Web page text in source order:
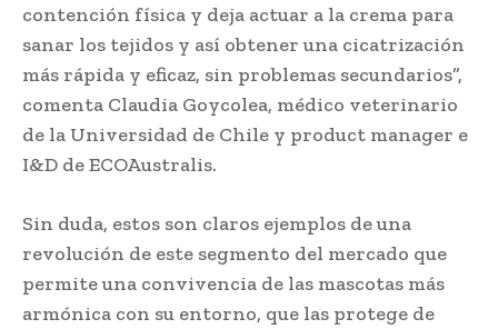
contención física y deja actuar a la crema para
sanar los tejidos y así obtener una cicatrización
más rápida y eficaz, sin problemas secundarios”,
comenta Claudia Goycolea, médico veterinario
de la Universidad de Chile y product manager e
I&D de ECOAustralis.
Sin duda, estos son claros ejemplos de una
revolución de este segmento del mercado que
permite una convivencia de las mascotas más
armónica con su entorno, que las protege de